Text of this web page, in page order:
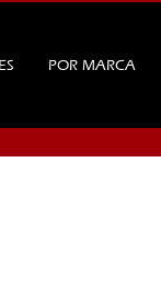
POR MARCA